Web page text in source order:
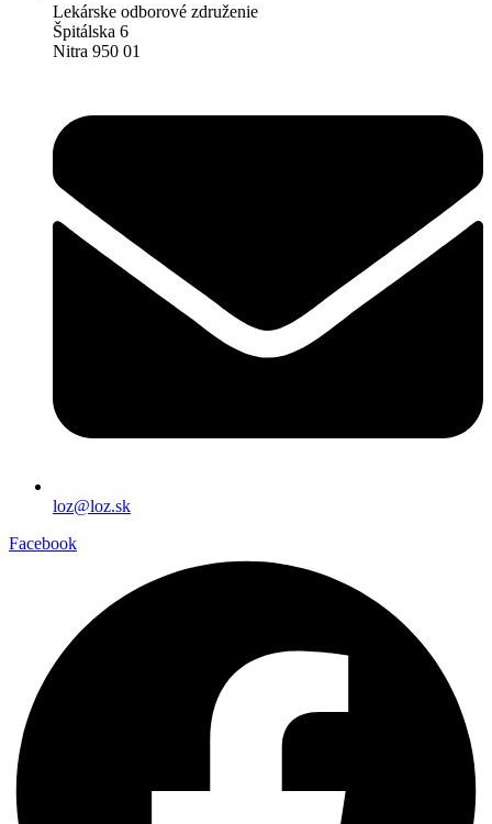
Lekárske odborové združenie
Špitálska 6
Nitra 950 01
loz@loz.sk
Facebook